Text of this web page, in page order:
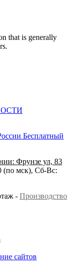
that is generally
Бесплатный
Фрунзе ул, 83
(по мск), Сб-Вс:
- Производство
сайтов